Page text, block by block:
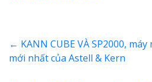
← KANN CUBE VÀ SP2000,
mới nhất của Astell & Kern